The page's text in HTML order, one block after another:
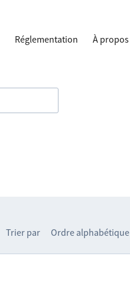
Réglementation À propos
Trier par Ordre alphabétique